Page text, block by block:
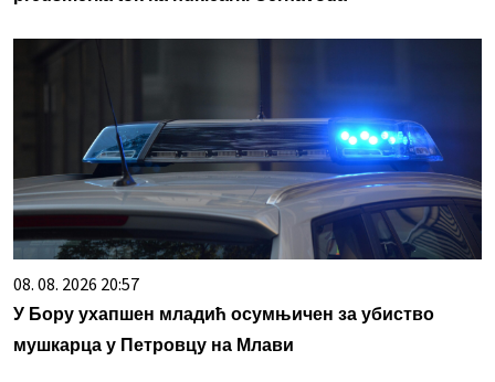
08. 08. 2026 20:57
У Бору ухапшен младић осумњичен за убиство
мушкарца у Петровцу на Млави